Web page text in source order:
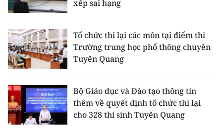
xếp sai hạng
Tổ chức thi lại các môn tại điểm thi
Trường trung học phổ thông chuyên
Tuyên Quang
Bộ Giáo dục và Đào tạo thông tin
thêm về quyết định tổ chức thi lại
cho 328 thí sinh Tuyên Quang